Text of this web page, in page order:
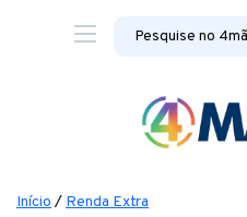
Início / Renda Extra